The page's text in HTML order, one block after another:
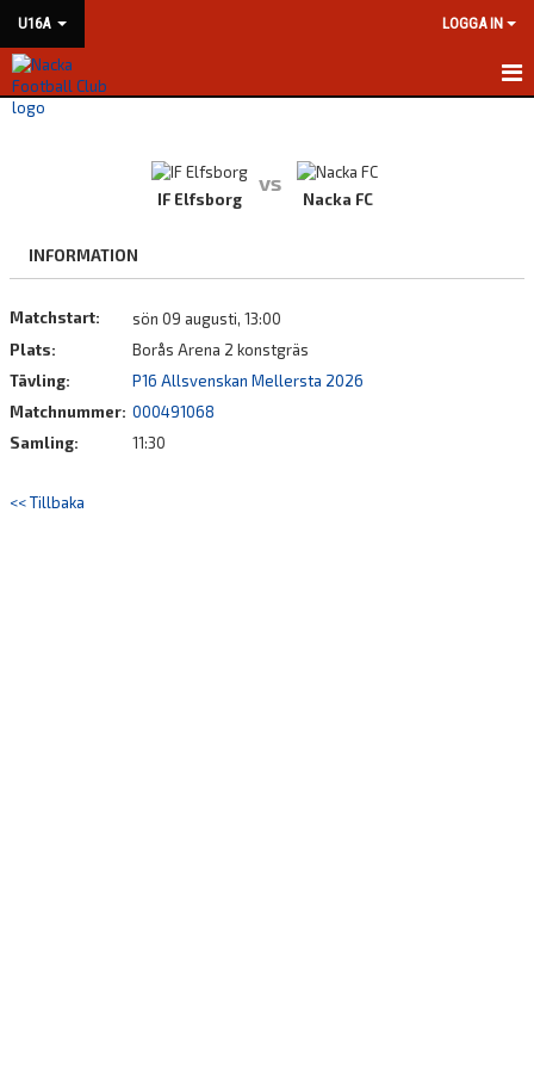
U16A LOGGA IN
HEM
MATCHER
TRUPPEN
BILDGALLERI
IF Elfsborg
vs
Nacka FC
INFORMATION
Matchstart:
sön 09 augusti, 13:00
Plats:
Borås Arena 2 konstgräs
Tävling:
P16 Allsvenskan Mellersta 2026
Matchnummer: 000491068
Samling:
11:30
<< Tillbaka